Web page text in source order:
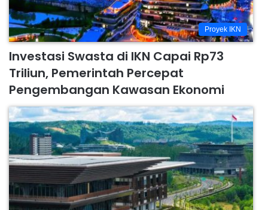
Proyek IKN
Investasi Swasta di IKN Capai Rp73
Triliun, Pemerintah Percepat
Pengembangan Kawasan Ekonomi